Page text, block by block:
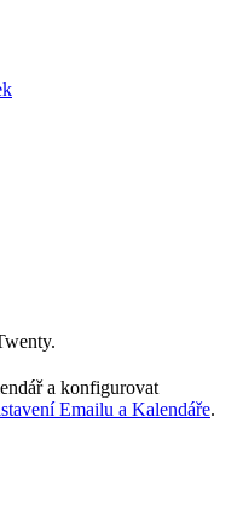
a konfigurovat
Emailu a Kalendáře.